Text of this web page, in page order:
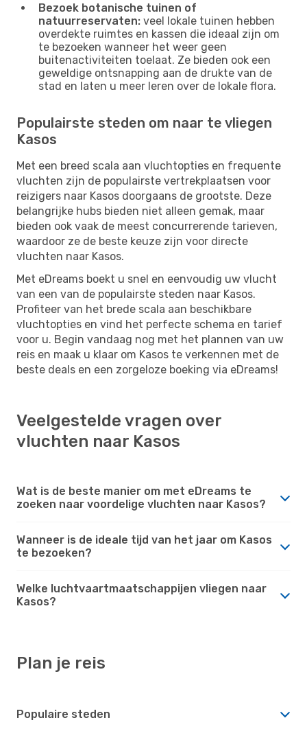
Bezoek botanische tuinen of
natuurreservaten: veel lokale tuinen hebben
overdekte ruimtes en kassen die ideaal zijn om
te bezoeken wanneer het weer geen
buitenactiviteiten toelaat. Ze bieden ook een
geweldige ontsnapping aan de drukte van de
stad en laten u meer leren over de lokale flora.
Populairste steden om naar te vliegen
Kasos
Met een breed scala aan vluchtopties en frequente
vluchten zijn de populairste vertrekplaatsen voor
reizigers naar Kasos doorgaans de grootste. Deze
belangrijke hubs bieden niet alleen gemak, maar
bieden ook vaak de meest concurrerende tarieven,
waardoor ze de beste keuze zijn voor directe
vluchten naar Kasos.
Met eDreams boekt u snel en eenvoudig uw vlucht
van een van de populairste steden naar Kasos.
Profiteer van het brede scala aan beschikbare
vluchtopties en vind het perfecte schema en tarief
voor u. Begin vandaag nog met het plannen van uw
reis en maak u klaar om Kasos te verkennen met de
beste deals en een zorgeloze boeking via eDreams!
Veelgestelde vragen over
vluchten naar Kasos
Wat is de beste manier om met eDreams te
zoeken naar voordelige vluchten naar Kasos?
Wanneer is de ideale tijd van het jaar om Kasos
te bezoeken?
Welke luchtvaartmaatschappijen vliegen naar
Kasos?
Plan je reis
Populaire steden